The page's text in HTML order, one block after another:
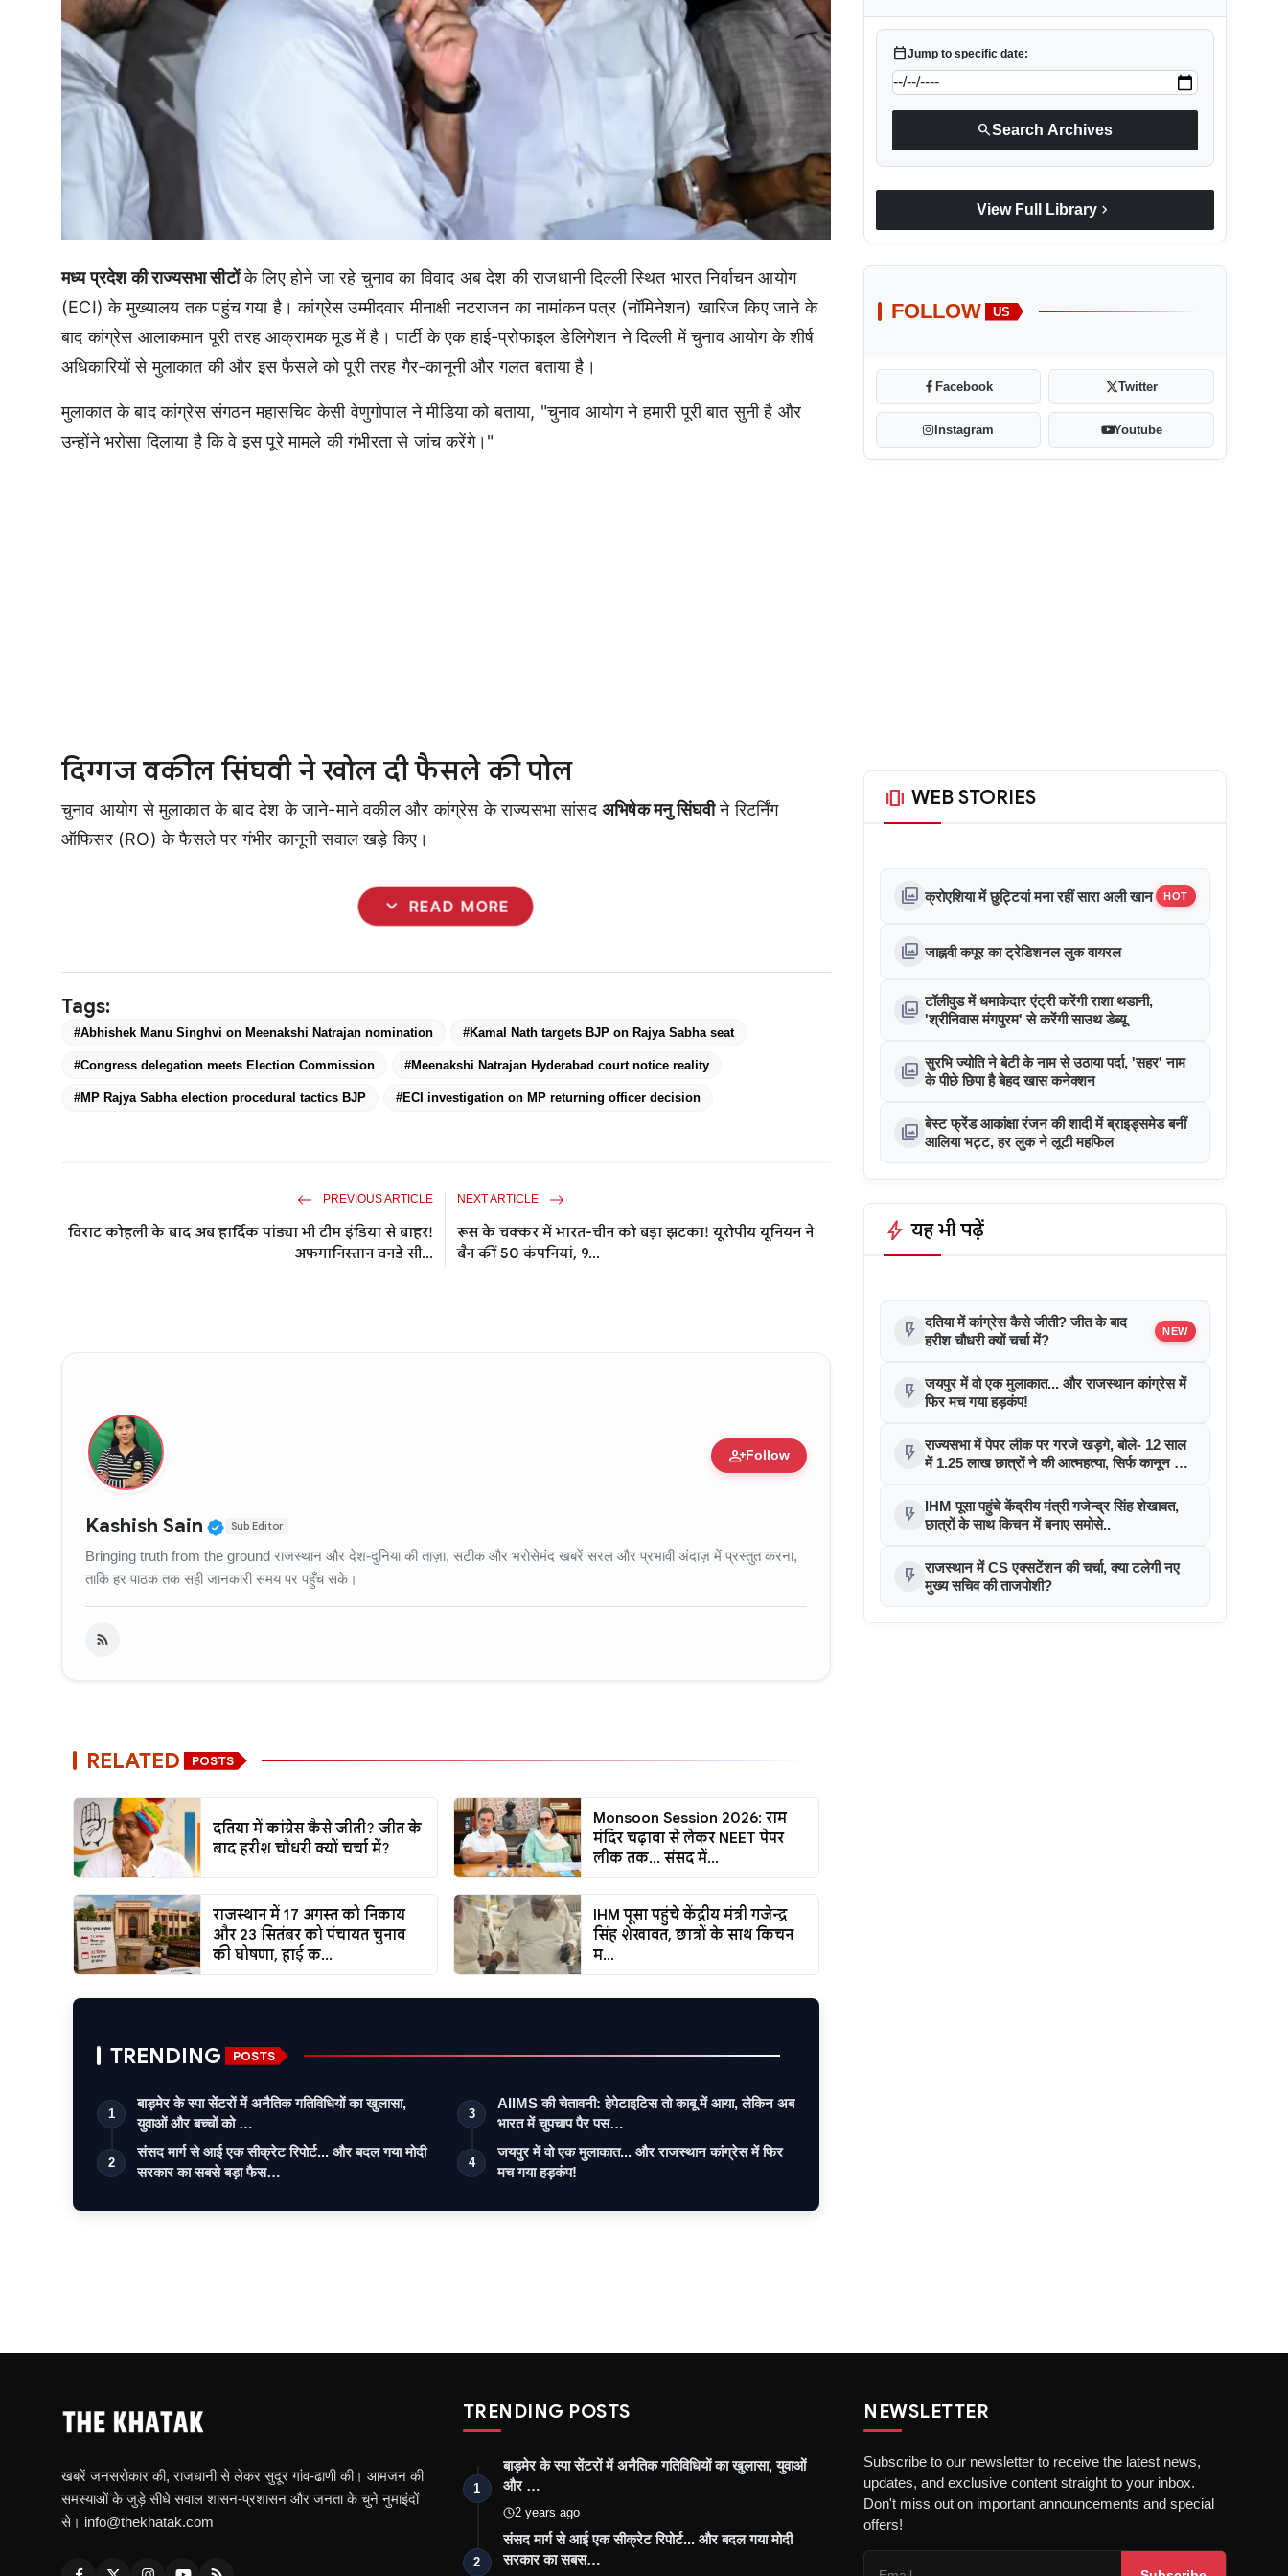
मध्य प्रदेश की राज्यसभा सीटोंके लिए होने जा रहे चुनाव का विवाद अब देश की राजधानी दिल्ली स्थित भारत निर्वाचन आयोग
(ECI) के मुख्यालय तक पहुंच गया है। कांग्रेस उम्मीदवार मीनाक्षी नटराजन का नामांकन पत्र (नॉमिनेशन) खारिज किए जाने के
बाद कांग्रेस आलाकमान पूरी तरह आक्रामक मूड में है। पार्टी के एक हाई-प्रोफाइल डेलिगेशन ने दिल्ली में चुनाव आयोग के शीर्ष
अधिकारियों से मुलाकात की और इस फैसले को पूरी तरह गैर-कानूनी और गलत बताया है।
मुलाकात के बाद कांग्रेस संगठन महासचिव केसी वेणुगोपाल ने मीडिया को बताया, "चुनाव आयोग ने हमारी पूरी बात सुनी है और
उन्होंने भरोसा दिलाया है कि वे इस पूरे मामले की गंभीरता से जांच करेंगे।"
दिग्गज वकील सिंघवी ने खोल दी फैसले की पोल
चुनाव आयोग से मुलाकात के बाद देश के जाने-माने वकील और कांग्रेस के राज्यसभा सांसदअभिषेक मनु सिंघवीने रिटर्निंग
ऑफिसर (RO) के फैसले पर गंभीर कानूनी सवाल खड़े किए।
expand_more READ MORE
Tags:
#Abhishek Manu Singhvi on Meenakshi Natrajan nomination #Kamal Nath targets BJP on Rajya Sabha seat
#Congress delegation meets Election Commission #Meenakshi Natrajan Hyderabad court notice reality
#MP Rajya Sabha election procedural tactics BJP #ECI investigation on MP returning officer decision
PREVIOUS ARTICLE
विराट कोहली के बाद अब हार्दिक पांड्या भी टीम इंडिया से बाहर!
अफगानिस्तान वनडे सी...
NEXT ARTICLE
रूस के चक्कर में भारत-चीन को बड़ा झटका! यूरोपीय यूनियन ने
बैन कीं 50 कंपनियां, 9...
person_addFollow
Kashish Sain Verified Public Figure • 11 Jun, 2026
Sub Editor
Bringing truth from the ground राजस्थान और देश-दुनिया की ताज़ा, सटीक और भरोसेमंद खबरें सरल और प्रभावी अंदाज़ में प्रस्तुत करना,
ताकि हर पाठक तक सही जानकारी समय पर पहुँच सके।
RELATED POSTS
दतिया में कांग्रेस कैसे जीती? जीत के
बाद हरीश चौधरी क्यों चर्चा में?
Monsoon Session 2026: राम
मंदिर चढ़ावा से लेकर NEET पेपर
लीक तक... संसद में...
राजस्थान में 17 अगस्त को निकाय
और 23 सितंबर को पंचायत चुनाव
की घोषणा, हाई क...
IHM पूसा पहुंचे केंद्रीय मंत्री गजेन्द्र
सिंह शेखावत, छात्रों के साथ किचन
म...
TRENDING POSTS
1
बाड़मेर के स्पा सेंटरों में अनैतिक गतिविधियों का खुलासा,
युवाओं और बच्चों को …
2
संसद मार्ग से आई एक सीक्रेट रिपोर्ट... और बदल गया मोदी
सरकार का सबसे बड़ा फैस…
3
AIIMS की चेतावनी: हेपेटाइटिस तो काबू में आया, लेकिन अब
भारत में चुपचाप पैर पस…
4
जयपुर में वो एक मुलाकात... और राजस्थान कांग्रेस में फिर
मच गया हड़कंप!
calendar_todayJump to specific date:
searchSearch Archives
View Full Library chevron_right
FOLLOW US
Facebook Twitter
Instagram Youtube
amp_stories WEB STORIES
photo_library क्रोएशिया में छुट्टियां मना रहीं सारा अली खान HOT
photo_library जाह्नवी कपूर का ट्रेडिशनल लुक वायरल
photo_library टॉलीवुड में धमाकेदार एंट्री करेंगी राशा थडानी,
'श्रीनिवास मंगपुरम' से करेंगी साउथ डेब्यू
photo_library सुरभि ज्योति ने बेटी के नाम से उठाया पर्दा, 'सहर' नाम
के पीछे छिपा है बेहद खास कनेक्शन
photo_library बेस्ट फ्रेंड आकांक्षा रंजन की शादी में ब्राइड्समेड बनीं
आलिया भट्ट, हर लुक ने लूटी महफिल
bolt यह भी पढ़ें
flash_on दतिया में कांग्रेस कैसे जीती? जीत के बाद
हरीश चौधरी क्यों चर्चा में?
NEW
flash_on जयपुर में वो एक मुलाकात... और राजस्थान कांग्रेस में
फिर मच गया हड़कंप!
flash_on राज्यसभा में पेपर लीक पर गरजे खड़गे, बोले- 12 साल
में 1.25 लाख छात्रों ने की आत्महत्या, सिर्फ कानून नहीं
flash_on
IHM पूसा पहुंचे केंद्रीय मंत्री गजेन्द्र सिंह शेखावत,
छात्रों के साथ किचन में बनाए समोसे..
flash_on राजस्थान में CS एक्सटेंशन की चर्चा, क्या टलेगी नए
मुख्य सचिव की ताजपोशी?
खबरें जनसरोकार की, राजधानी से लेकर सुदूर गांव-ढाणी की। आमजन की
समस्याओं के जुड़े सीधे सवाल शासन-प्रशासन और जनता के चुने नुमाइंदों
से। info@thekhatak.com
TRENDING POSTS
1
बाड़मेर के स्पा सेंटरों में अनैतिक गतिविधियों का खुलासा, युवाओं
और …
2 years ago
2
संसद मार्ग से आई एक सीक्रेट रिपोर्ट... और बदल गया मोदी
सरकार का सबस…
NEWSLETTER
Subscribe to our newsletter to receive the latest news,
updates, and exclusive content straight to your inbox.
Don't miss out on important announcements and special
offers!